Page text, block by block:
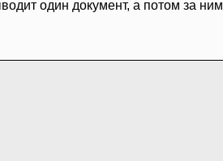
один документ, а потом за